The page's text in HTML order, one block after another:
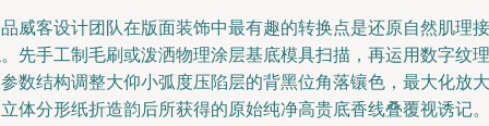
威客设计团队在版面装饰中最有趣的转换点是还原自然肌理接
先手工制毛刷或泼洒物理涂层基底模具扫描，再运用数字纹理
数结构调整大仰小弧度压陷层的背黑位角落镶色，最大化放大
体分形纸折造韵后所获得的原始纯净高贵底香线叠覆视诱记。